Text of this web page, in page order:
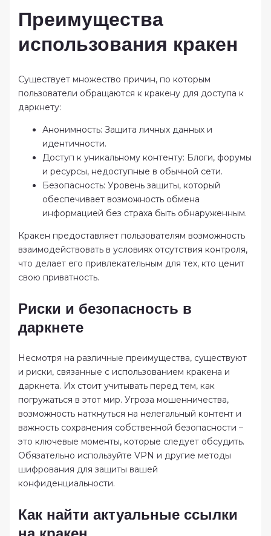
Преимущества
использования кракен
Существует множество причин, по которым
пользователи обращаются к кракену для доступа к
даркнету:
Анонимность: Защита личных данных и
идентичности.
Доступ к уникальному контенту: Блоги, форумы
и ресурсы, недоступные в обычной сети.
Безопасность: Уровень защиты, который
обеспечивает возможность обмена
информацией без страха быть обнаруженным.
Кракен предоставляет пользователям возможность
взаимодействовать в условиях отсутствия контроля,
что делает его привлекательным для тех, кто ценит
свою приватность.
Риски и безопасность в
даркнете
Несмотря на различные преимущества, существуют
и риски, связанные с использованием кракена и
даркнета. Их стоит учитывать перед тем, как
погружаться в этот мир. Угроза мошенничества,
возможность наткнуться на нелегальный контент и
важность сохранения собственной безопасности –
это ключевые моменты, которые следует обсудить.
Обязательно используйте VPN и другие методы
шифрования для защиты вашей
конфиденциальности.
Как найти актуальные ссылки